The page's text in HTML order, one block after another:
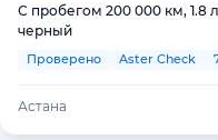
С пробегом 200 000 км, 1.8
черный
Проверено Aster Check
Астана